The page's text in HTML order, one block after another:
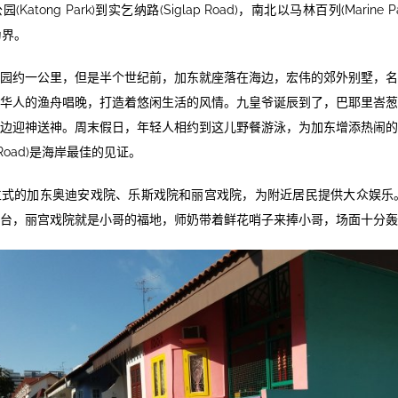
(Katong Park)到实乞纳路(Siglap Road)，南北以马林百列(Marine
。
约一公里，但是半个世纪前，加东就座落在海边，宏伟的郊外别墅，
人的渔舟唱晚，打造着悠闲生活的风情。九皇爷诞辰到了，巴耶里峇
迎神送神。周末假日，年轻人相约到这儿野餐游泳，为加东增添热闹
是海岸最佳的见证。
的加东奥迪安戏院、乐斯戏院和丽宫戏院，为附近居民提供大众娱
，丽宫戏院就是小哥的福地，师奶带着鲜花哨子来捧小哥，场面十分